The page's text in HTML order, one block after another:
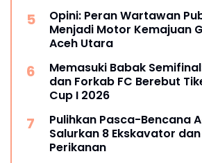
Opini: Peran Wartawan
Menjadi Motor Kemajuan
Aceh Utara
Memasuki Babak
dan Forkab FC Berebut
Cup I 2026
Pulihkan Pasca-Bencana
Salurkan 8 Ekskavator
Perikanan